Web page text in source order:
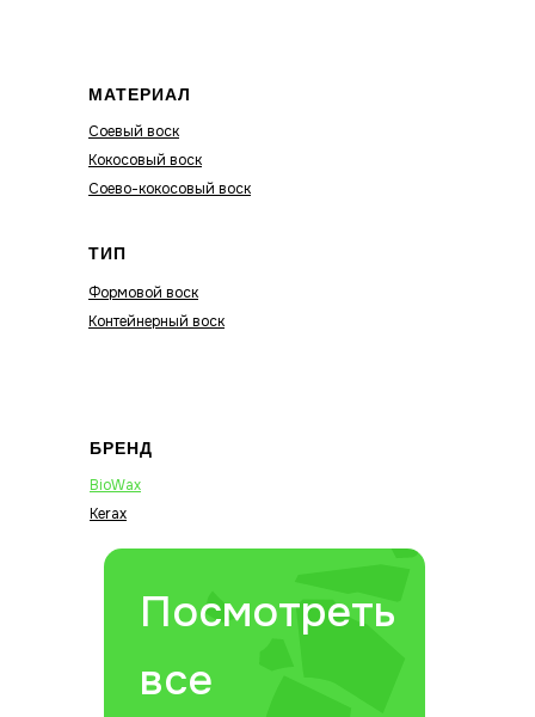
МАТЕРИАЛ
Соевый воск
Кокосовый воск
Соево-кокосовый воск
ТИП
Формовой воск
Контейнерный воск
БРЕНД
BioWax
Kerax
Посмотреть
все